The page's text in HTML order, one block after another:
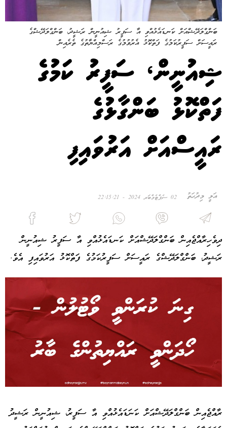
ބަންގްލަދޭޝްއަށް ކަނޑައެޅުއްވި އާ ސަފީރު ޝިއުނީން ރަޝީދު، ބަންގްލަދޭޝްގެ
ރައީސަށް ސަފީރުކަމުގެ ފަތްކޮޅު އެރުވުމުގެ ރަސްމިއްޔާތުގެ ތެރެއިން
ޝިއުނީން، ސަފީރު ކަމުގެ
ފަތްކޮޅު ބަންގާޅުގެ
ރައީސްއަށް އަރުވައިފި
އަލީ މިދުހަތު 02 ސެޕްޓެމްބަރ 2024 - 22:15:21
ދިވެހިރާއްޖެއިން ބަންގްލަދޭޝްއަށް ކަނޑައެޅުއްވި އާ ސަފީރު ޝިއުނީން
ރަޝީދު، ބަންގްލަދޭޝްގެ ރައީސަށް ސަފީރުކަމުގެ ފަތްކޮޅު އަރުވައިފި އެވެ.
ރާއްޖެއިން ބަންގްލަދޭޝްއަށް ކަނަޑައެޅުއްވި އާ ސަފީރު، ޝިއުނީން ރަޝީދު